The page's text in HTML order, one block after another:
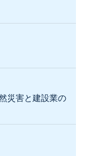
災害と建設業の